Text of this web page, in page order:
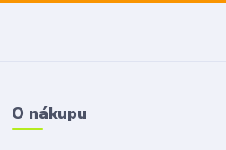
O nákupu